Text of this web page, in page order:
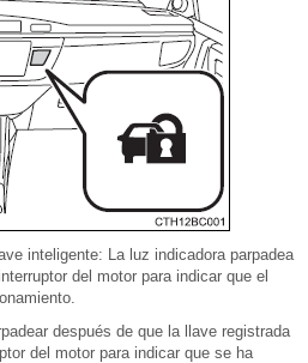
inteligente: La luz indicadora parpadea
del motor para indicar que el
después de que la llave registrada
del motor para indicar que se ha